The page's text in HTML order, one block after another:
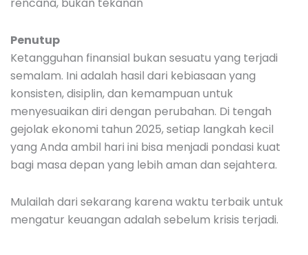
Penutup
Ketangguhan finansial bukan sesuatu yang terjadi
semalam. Ini adalah hasil dari kebiasaan yang
konsisten, disiplin, dan kemampuan untuk
menyesuaikan diri dengan perubahan. Di tengah
gejolak ekonomi tahun 2025, setiap langkah kecil
yang Anda ambil hari ini bisa menjadi pondasi kuat
bagi masa depan yang lebih aman dan sejahtera.
Mulailah dari sekarang karena waktu terbaik untuk
mengatur keuangan adalah sebelum krisis terjadi.